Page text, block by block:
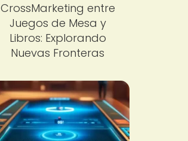
CrossMarketing entre
Juegos de Mesa y
Libros: Explorando
Nuevas Fronteras